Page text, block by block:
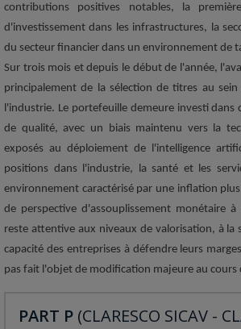
contributions positives notables, la
d'investissement dans les infrastructures, la
du secteur financier dans un environnement de
Sur trois mois et depuis le début de l'année,
principalement de la sélection de titres au
l'industrie. Le portefeuille demeure investi dans
de qualité, avec un biais maintenu vers la
exposés au déploiement de l'intelligence
positions dans l'industrie, la santé et les
environnement caractérisé par une inflation
de perspective d'assouplissement monétaire
reste attentive aux niveaux de valorisation, à la
capacité des entreprises à défendre leurs
pas fait l'objet de modification majeure au cours
PART P (CLARESCO SICAV -